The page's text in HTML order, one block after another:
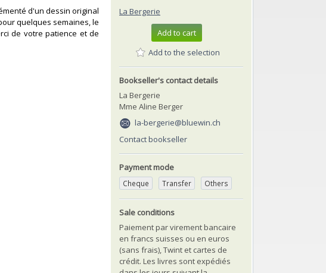
d'un dessin original
quelques semaines, le
de votre patience et de
La Bergerie
Add to cart
Add to the selection
Bookseller's contact details
La Bergerie
Mme Aline Berger
la-bergerie@bluewin.ch
Contact bookseller
Payment mode
Cheque Transfer Others
Sale conditions
Paiement par virement bancaire
en francs suisses ou en euros
(sans frais), Twint et cartes de
crédit. Les livres sont expédiés